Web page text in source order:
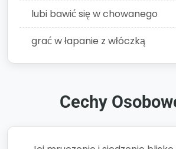
lubi bawić się w chowanego
grać w łapanie z włóczką
Cechy